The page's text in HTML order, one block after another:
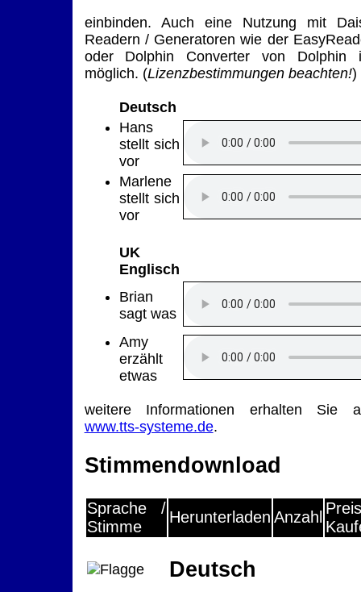
einbinden. Auch eine Nutzung mit
Readern / Generatoren wie der
oder Dolphin Converter von Dolphin
möglich. (Lizenzbestimmungen beachten!)
Deutsch
Hans
stellt sich
vor
Marlene
stellt sich
vor
UK
Englisch
Brian
sagt was
Amy
erzählt
etwas
weitere Informationen erhalten Sie
www.tts-systeme.de.
Stimmendownload
Sprache /
Stimme
Herunterladen Anzahl
Deutsch